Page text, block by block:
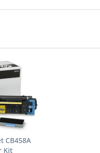
CB458A
Kit